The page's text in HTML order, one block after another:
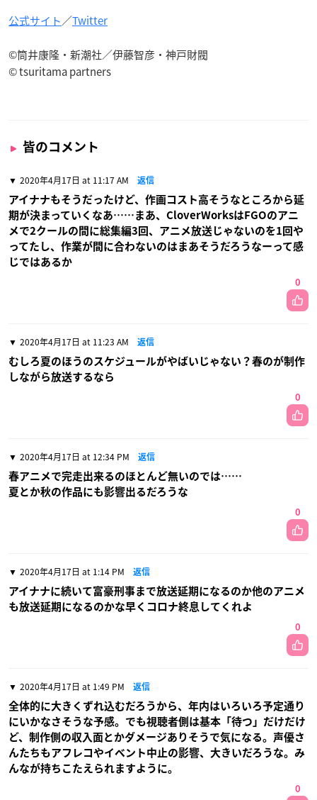
公式サイト／Twitter
©筒井康隆・新潮社／伊藤智彦・神戸財閥
© tsuritama partners
皆のコメント
2020年4月17日 at 11:17 AM 返信
アイナナもそうだったけど、作画コスト高そうなところから延
期が決まっていくなあ……まあ、CloverWorksはFGOのアニ
メで2クールの間に総集編3回、アニメ放送じゃないのを1回や
ってたし、作業が間に合わないのはまあそうだろうなーって感
じではあるか
0
2020年4月17日 at 11:23 AM 返信
むしろ夏のほうのスケジュールがやばいじゃない？春のが制作
しながら放送するなら
0
2020年4月17日 at 12:34 PM 返信
春アニメで完走出来るのほとんど無いのでは……
夏とか秋の作品にも影響出るだろうな
0
2020年4月17日 at 1:14 PM 返信
アイナナに続いて富豪刑事まで放送延期になるのか他のアニメ
も放送延期になるのかな早くコロナ終息してくれよ
0
2020年4月17日 at 1:49 PM 返信
全体的に大きくずれ込むだろうから、年内はいろいろ予定通り
にいかなさそうな予感。でも視聴者側は基本「待つ」だけだけ
ど、制作側の収入面とかダメージありそうで気になる。声優さ
んたちもアフレコやイベント中止の影響、大きいだろうな。み
んなが持ちこたえられますように。
0